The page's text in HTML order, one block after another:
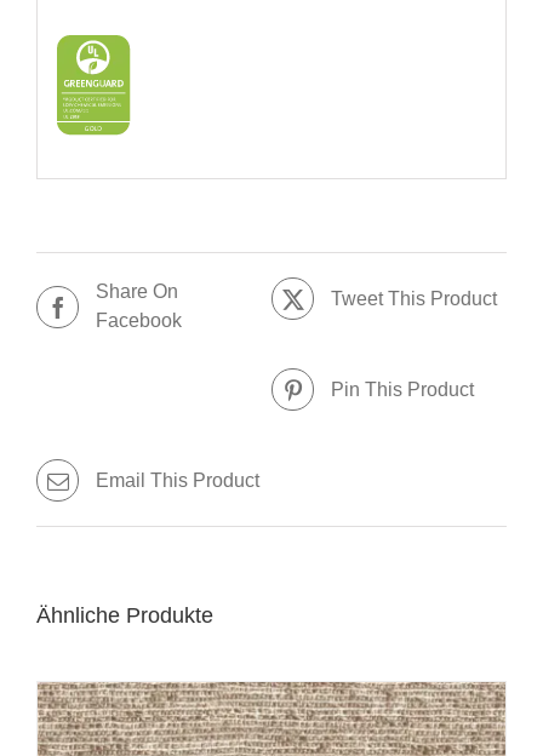
Share On
Facebook
Tweet This Product
Pin This Product
Email This Product
Ähnliche Produkte